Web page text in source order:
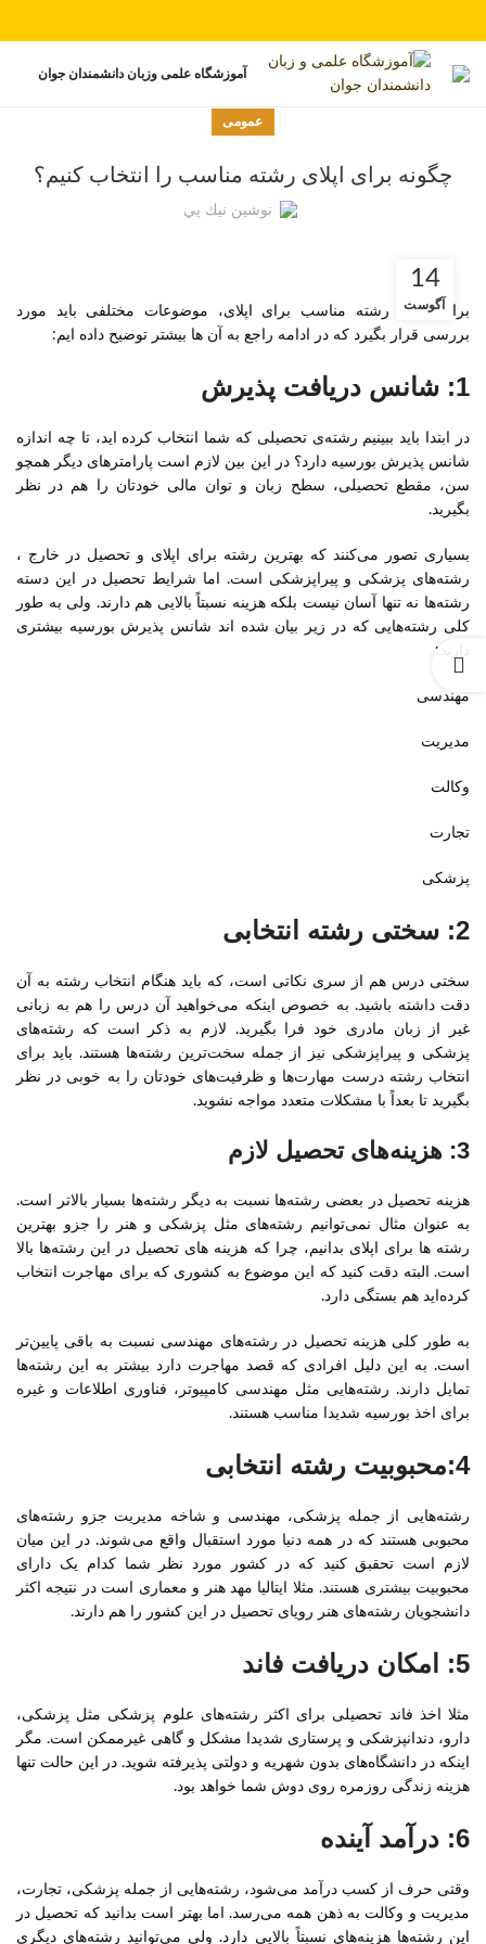
آموزشگاه علمی وزبان دانشمندان جوان
عمومی
چگونه برای اپلای رشته مناسب را انتخاب کنیم؟
نوشين نيك پي
14
آگوست
برای یافتن رشته مناسب برای اپلای، موضوعات مختلفی باید مورد
بررسی قرار بگیرد که در ادامه راجع به آن ها بیشتر توضیح داده ایم:
1: شانس دریافت پذیرش
در ابتدا باید ببینیم رشته‌ی تحصیلی که شما انتخاب کرده اید، تا چه اندازه
شانس پذیرش بورسیه دارد؟ در این بین لازم است پارامترهای دیگر همچو
سن، مقطع تحصیلی، سطح زبان و توان مالی خودتان را هم در نظر
بگیرید.
بسیاری تصور می‌کنند که بهترین رشته برای اپلای و تحصیل در خارج ،
رشته‌های پزشکی و پیراپزشکی است. اما شرایط تحصیل در این دسته
رشته‌ها نه تنها آسان نیست بلکه هزینه نسبتاً بالایی هم دارند. ولی به طور
کلی رشته‌هایی که در زیر بیان شده اند شانس پذیرش بورسیه بیشتری
دارند:
مهندسی
مدیریت
وکالت
تجارت
پزشکی
2: سختی رشته انتخابی
سختی درس هم از سری نکاتی است، که باید هنگام انتخاب رشته به آن
دقت داشته باشید. به خصوص اینکه می‌خواهید آن درس را هم به زبانی
غیر از زبان مادری خود فرا بگیرید. لازم به ذکر است که رشته‌های
پزشکی و پیراپزشکی نیز از جمله سخت‌ترین رشته‌ها هستند. باید برای
انتخاب رشته درست مهارت‌ها و ظرفیت‌های خودتان را به خوبی در نظر
بگیرید تا بعداً با مشکلات متعدد مواجه نشوید.
3: هزینه‌های تحصیل لازم
هزینه تحصیل در بعضی رشته‌ها نسبت به دیگر رشته‌ها بسیار بالاتر است.
به عنوان مثال نمی‌توانیم رشته‌های مثل پزشکی و هنر را جزو بهترین
رشته ها برای اپلای بدانیم، چرا که هزینه های تحصیل در این رشته‌ها بالا
است. البته دقت کنید که این موضوع به کشوری که برای مهاجرت انتخاب
کرده‌اید هم بستگی دارد.
به طور کلی هزینه تحصیل در رشته‌های مهندسی نسبت به باقی پایین‌تر
است. به این دلیل افرادی که قصد مهاجرت دارد بیشتر به این رشته‌ها
تمایل دارند. رشته‌هایی مثل مهندسی کامپیوتر، فناوری اطلاعات و غیره
برای اخذ بورسیه شدیدا مناسب هستند.
4:محبوبیت رشته انتخابی
رشته‌هایی از جمله پزشکی، مهندسی و شاخه مدیریت جزو رشته‌های
محبوبی هستند که در همه دنیا مورد استقبال واقع می‌شوند. در این میان
لازم است تحقبق کنید که در کشور مورد نظر شما کدام یک دارای
محبوبیت بیشتری هستند. مثلا ایتالیا مهد هنر و معماری است در نتیجه اکثر
دانشجویان رشته‌های هنر رویای تحصیل در این کشور را هم دارند.
5: امکان دریافت فاند
مثلا اخذ فاند تحصیلی برای اکثر رشته‌های علوم پزشکی مثل پزشکی،
دارو، دندانپزشکی و پرستاری شدیدا مشکل و گاهی غیرممکن است. مگر
اینکه در دانشگاه‌های بدون شهریه و دولتی پذیرفته شوید. در این حالت تنها
هزینه‌ زندگی روزمره روی دوش شما خواهد بود.
6: درآمد آینده
وقتی حرف از کسب درآمد می‌شود، رشته‌هایی از جمله پزشکی، تجارت،
مدیریت و وکالت به ذهن همه می‌رسد. اما بهتر است بدانید که تحصیل در
این رشته‌ها هزینه‌‌های نسبتاً بالایی دارد. ولی می‌توانید رشته‌های دیگری